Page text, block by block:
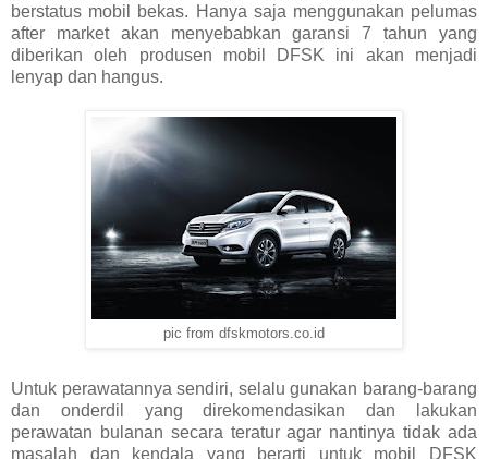
berstatus mobil bekas. Hanya saja menggunakan pelumas
after market akan menyebabkan garansi 7 tahun yang
diberikan oleh produsen mobil DFSK ini akan menjadi
lenyap dan hangus.
pic from dfskmotors.co.id
Untuk perawatannya sendiri, selalu gunakan barang-barang
dan onderdil yang direkomendasikan dan lakukan
perawatan bulanan secara teratur agar nantinya tidak ada
masalah dan kendala yang berarti untuk mobil DFSK